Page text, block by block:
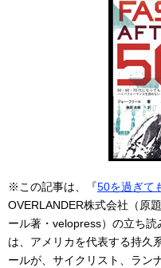
※この記事は、『50を過ぎて
OVERLANDER株式会社（原
ール著・velopress）の立ち読
は、アメリカを代表する持久
ールが、サイクリスト、ラン